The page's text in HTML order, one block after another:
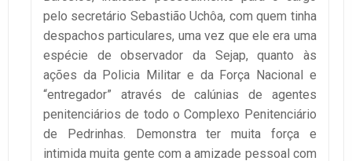
pelo secretário Sebastião Uchôa, com quem tinha
despachos particulares, uma vez que ele era uma
espécie de observador da Sejap, quanto às
ações da Policia Militar e da Força Nacional e
“entregador” através de calúnias de agentes
penitenciários de todo o Complexo Penitenciário
de Pedrinhas. Demonstra ter muita força e
intimida muita gente com a amizade pessoal com